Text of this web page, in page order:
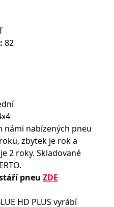
82
námi nabízených pneu
zbytek je rok a
2 roky. Skladované
pneu ZDE
HD PLUS vyrábí